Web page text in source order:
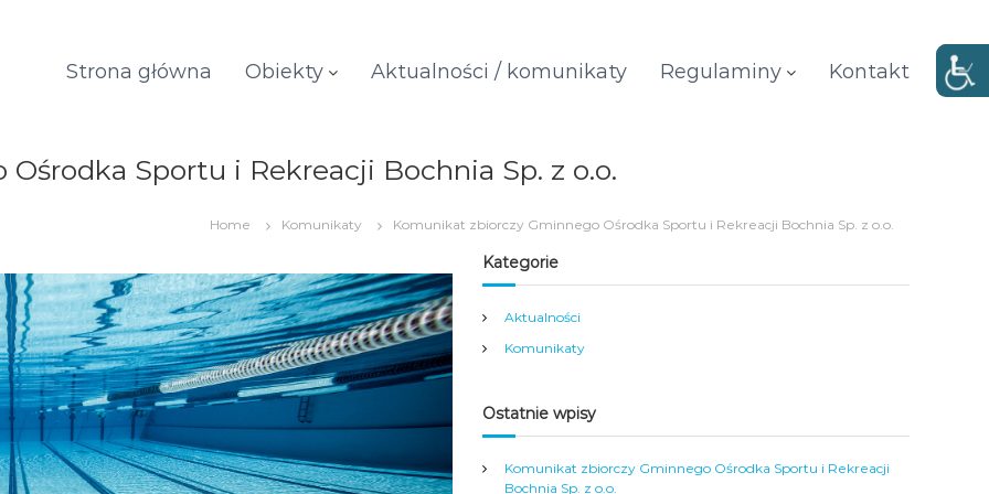
Strona główna Obiekty Aktualności / komunikaty Regulaminy Kontakt
Sportu i Rekreacji Bochnia Sp. z o.o.
Home Komunikaty Komunikat zbiorczy Gminnego Ośrodka Sportu i Rekreacji Bochnia Sp. z o.o.
Kategorie
Aktualności
Komunikaty
Ostatnie wpisy
Komunikat zbiorczy Gminnego Ośrodka Sportu i Rekreacji
Bochnia Sp. z o.o.